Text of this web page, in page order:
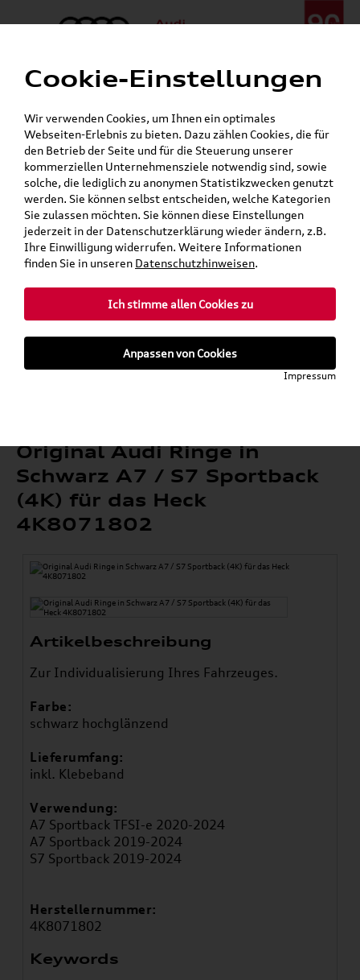
Menü
24h-Pannenhilfe:+49 (0)171 / 870 72 87
Gerade geschlossen
Verkauf:
Mo. - Fr. 08:00 - 19:00 Uhr Sa. 09:00 - 13:00 Uhr
Service:Mo. - Fr. 06:00 - 20:00 Uhr Sa. 08:00 - 13:00 Uhr
teilen Twitter Instagram WhatsApp E-Mail
» »
»
Original Audi Ringe in
Schwarz A7 / S7 Sportback
(4K) für das Heck
4K8071802
Artikelbeschreibung
Zur Individualisierung Ihres Fahrzeuges.
Farbe:
schwarz hochglänzend
Lieferumfang:
inkl. Klebeband
Verwendung:
A7 Sportback TFSI-e 2020-2024
A7 Sportback 2019-2024
S7 Sportback 2019-2024
Herstellernummer:
4K8071802
Keywords
Cookie-Einstellungen
Wir verwenden Cookies, um Ihnen ein optimales
Webseiten-Erlebnis zu bieten. Dazu zählen Cookies, die für
den Betrieb der Seite und für die Steuerung unserer
kommerziellen Unternehmensziele notwendig sind, sowie
solche, die lediglich zu anonymen Statistikzwecken genutzt
werden. Sie können selbst entscheiden, welche Kategorien
Sie zulassen möchten. Sie können diese Einstellungen
jederzeit in der Datenschutzerklärung wieder ändern, z.B.
Ihre Einwilligung widerrufen. Weitere Informationen
finden Sie in unseren Datenschutzhinweisen.
Ich stimme allen Cookies zu
Anpassen von Cookies
Impressum